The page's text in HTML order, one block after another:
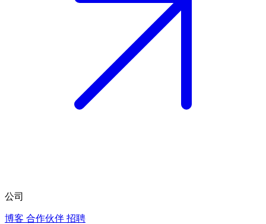
公司
博客 合作伙伴 招聘